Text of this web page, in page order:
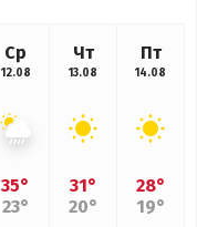
Ср
12.08
35°
23°
Чт
13.08
31°
20°
Пт
14.08
28°
19°